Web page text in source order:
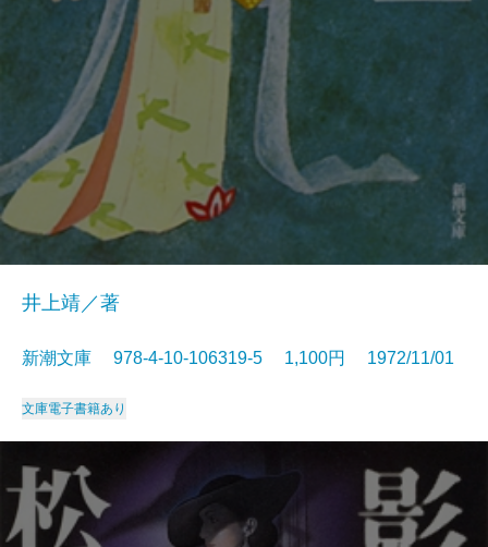
井上靖／著
新潮文庫 978-4-10-106319-5 1,100円 1972/11/01
文庫電子書籍あり